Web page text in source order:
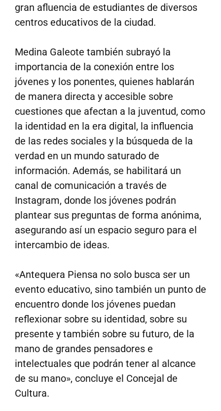
gran afluencia de estudiantes de diversos
centros educativos de la ciudad.
Medina Galeote también subrayó la
importancia de la conexión entre los
jóvenes y los ponentes, quienes hablarán
de manera directa y accesible sobre
cuestiones que afectan a la juventud, como
la identidad en la era digital, la influencia
de las redes sociales y la búsqueda de la
verdad en un mundo saturado de
información. Además, se habilitará un
canal de comunicación a través de
Instagram, donde los jóvenes podrán
plantear sus preguntas de forma anónima,
asegurando así un espacio seguro para el
intercambio de ideas.
«Antequera Piensa no solo busca ser un
evento educativo, sino también un punto de
encuentro donde los jóvenes puedan
reflexionar sobre su identidad, sobre su
presente y también sobre su futuro, de la
mano de grandes pensadores e
intelectuales que podrán tener al alcance
de su mano», concluye el Concejal de
Cultura.